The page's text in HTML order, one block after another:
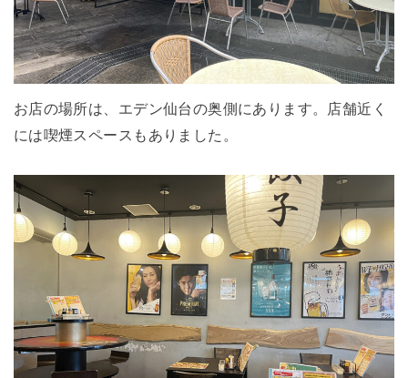
お店の場所は、エデン仙台の奥側にあります。店舗近く
には喫煙スペースもありました。